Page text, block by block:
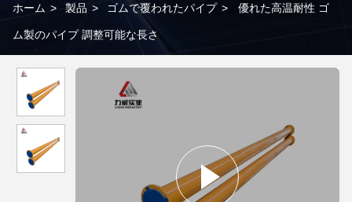
ホーム > 製品 > ゴムで覆われたパイプ > 優れた高温耐性 ゴ
ム製のパイプ 調整可能な長さ